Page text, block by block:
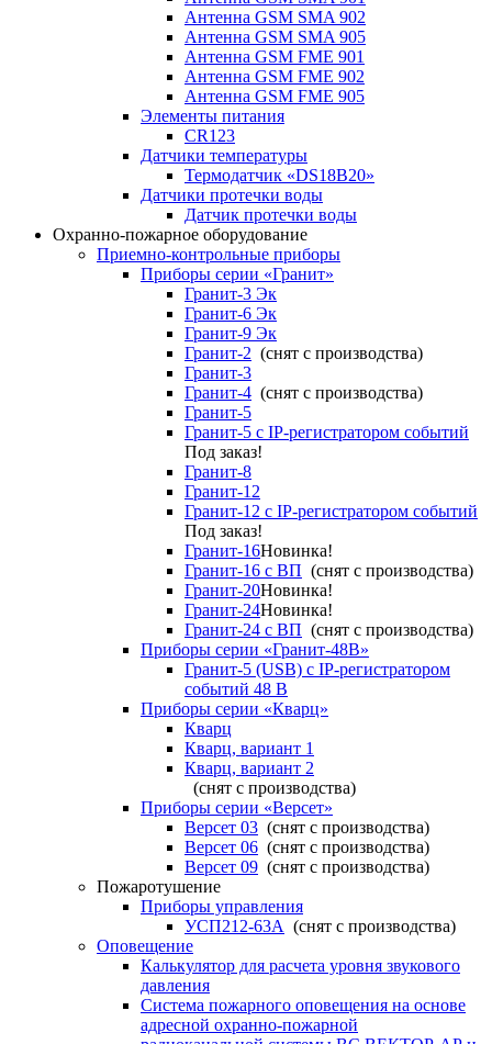
Антенна GSM SMA 902
Антенна GSM SMA 905
Антенна GSM FME 901
Антенна GSM FME 902
Антенна GSM FME 905
Элементы питания
CR123
Датчики температуры
Термодатчик «DS18B20»
Датчики протечки воды
Датчик протечки воды
Охранно-пожарное оборудование
Приемно-контрольные приборы
Приборы серии «Гранит»
Гранит-3 Эк
Гранит-6 Эк
Гранит-9 Эк
Гранит-2 (снят с производства)
Гранит-3
Гранит-4 (снят с производства)
Гранит-5
Гранит-5 с IP-регистратором событий
Под заказ!
Гранит-8
Гранит-12
Гранит-12 с IP-регистратором событий
Под заказ!
Гранит-16Новинка!
Гранит-16 с ВП (снят с производства)
Гранит-20Новинка!
Гранит-24Новинка!
Гранит-24 с ВП (снят с производства)
Приборы серии «Гранит-48В»
Гранит-5 (USB) c IP-регистратором
событий 48 В
Приборы серии «Кварц»
Кварц
Кварц, вариант 1
Кварц, вариант 2
(снят с производства)
Приборы серии «Версет»
Версет 03 (снят с производства)
Версет 06 (снят с производства)
Версет 09 (снят с производства)
Пожаротушение
Приборы управления
УСП212-63А (снят с производства)
Оповещение
Калькулятор для расчета уровня звукового
давления
Система пожарного оповещения на основе
адресной охранно-пожарной